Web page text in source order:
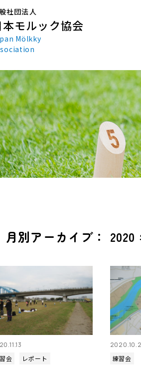
社団法人
本モルック協会
Mölkky
月別アーカイブ： 2020
会
レポート
練習会